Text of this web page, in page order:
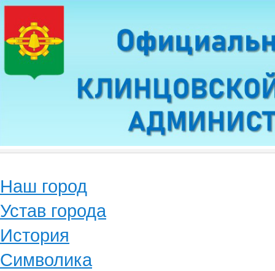
Наш город
Устав города
История
Символика